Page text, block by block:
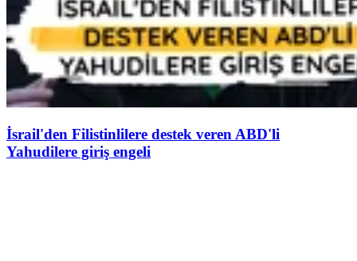
İsrail'den Filistinlilere destek veren ABD'li
Yahudilere giriş engeli